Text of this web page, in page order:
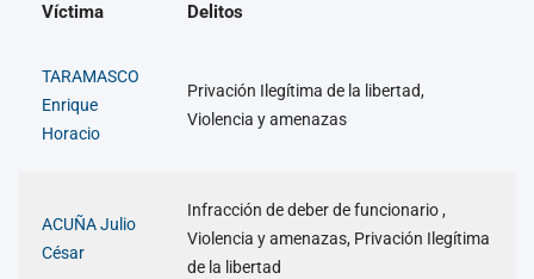
Víctima Delitos
TARAMASCO
Enrique
Horacio
Privación Ilegítima de la libertad,
Violencia y amenazas
ACUÑA Julio
César
Infracción de deber de funcionario ,
Violencia y amenazas, Privación Ilegítima
de la libertad